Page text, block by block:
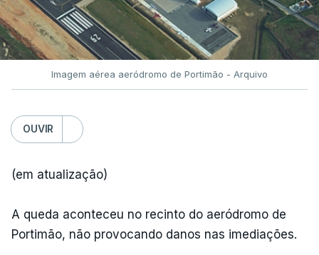
Imagem aérea aeródromo de Portimão - Arquivo
OUVIR
(em atualização)
A queda aconteceu no recinto do aeródromo de
Portimão, não provocando danos nas imediações.